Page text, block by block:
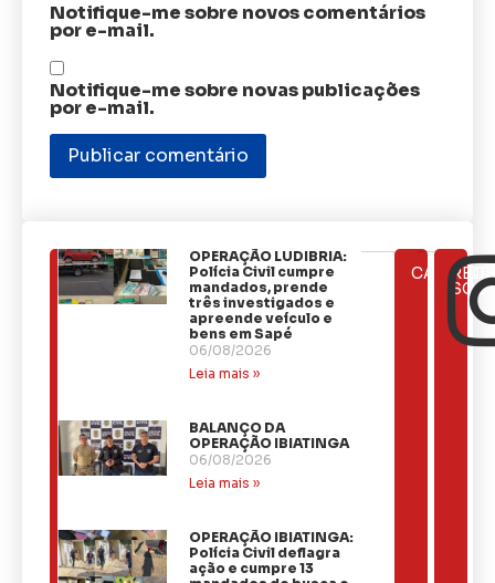
Notifique-me sobre novos comentários
por e-mail.
Notifique-me sobre novas publicações
por e-mail.
ÚLTIMAS
NOTÍCIAS
OPERAÇÃO LUDIBRIA:
Polícia Civil cumpre
mandados, prende
três investigados e
apreende veículo e
bens em Sapé
06/08/2026
Leia mais »
BALANÇO DA
OPERAÇÃO IBIATINGA
06/08/2026
Leia mais »
OPERAÇÃO IBIATINGA:
Polícia Civil deflagra
ação e cumpre 13